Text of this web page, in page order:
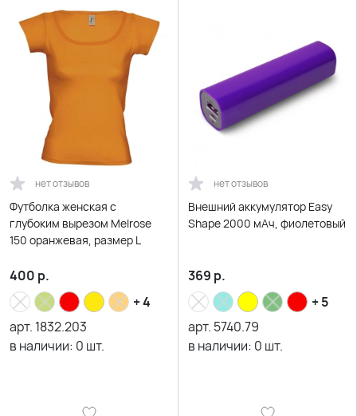
нет отзывов
Футболка женская с
глубоким вырезом Melrose
150 оранжевая, размер L
400 р.
+ 4
арт. 1832.203
в наличии: 0 шт.
нет отзывов
Внешний аккумулятор Easy
Shape 2000 мАч, фиолетовый
369 р.
+ 5
арт. 5740.79
в наличии: 0 шт.